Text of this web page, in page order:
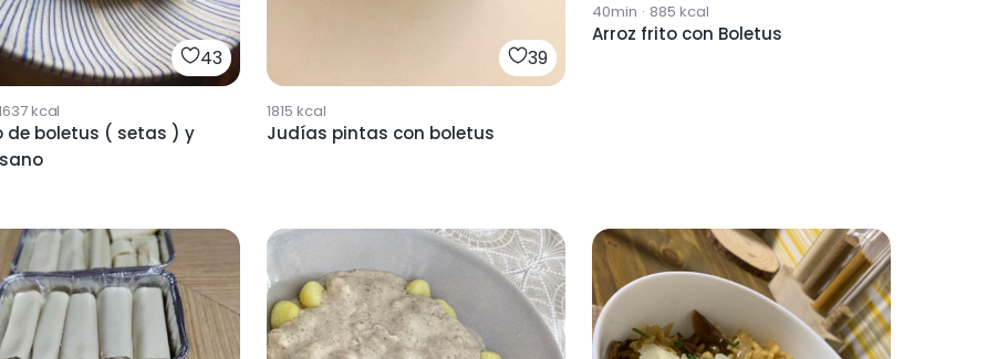
43
kcal
de boletus ( setas ) y
39
1815 kcal
Judías pintas con boletus
40min · 885 kcal
Arroz frito con Boletus